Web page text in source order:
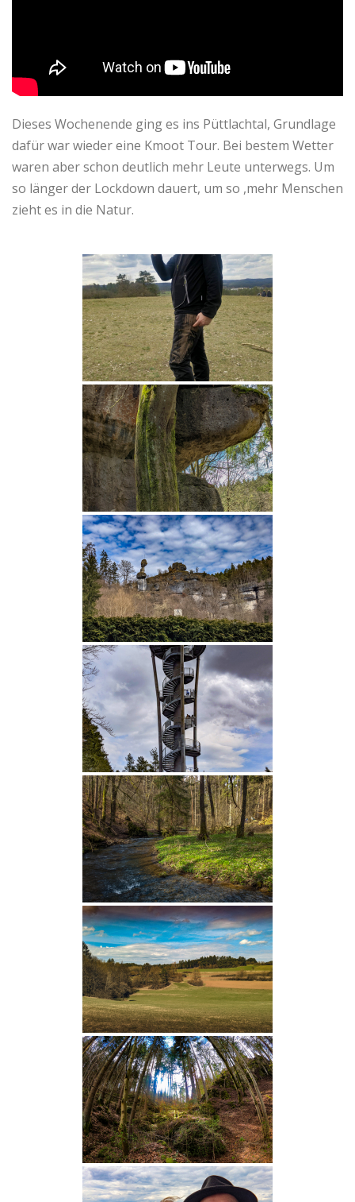
Dieses Wochenende ging es ins Püttlachtal, Grundlage
dafür war wieder eine Kmoot Tour. Bei bestem Wetter
waren aber schon deutlich mehr Leute unterwegs. Um
so länger der Lockdown dauert, um so ,mehr Menschen
zieht es in die Natur.